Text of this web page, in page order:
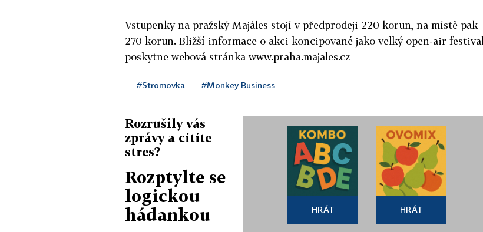
Vstupenky na pražský Majáles stojí v předprodeji 220 korun, na místě pak
270 korun. Bližší informace o akci koncipované jako velký open-air festival
poskytne webová stránka www.praha.majales.cz
#Stromovka #Monkey Business
Rozrušily vás
zprávy a cítíte
stres?
Rozptylte se
logickou
hádankou
HRÁT HRÁT